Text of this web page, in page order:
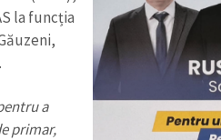
la funcția
a
primar,